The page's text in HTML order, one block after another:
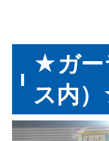
★ガー
ス内